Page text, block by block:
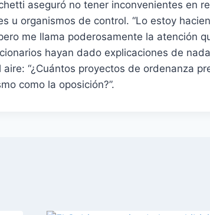
aseguró no tener inconvenientes en
u organismos de control. “Lo estoy
me llama poderosamente la atención
hayan dado explicaciones de
aire: “¿Cuántos proyectos de ordenanza
como la oposición?”.